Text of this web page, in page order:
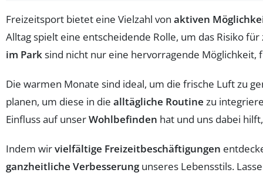
Freizeitsport bietet eine Vielzahl von aktiven
Alltag spielt eine entscheidende Rolle, um das Risiko
im Parksind nicht nur eine hervorragende
Die warmen Monate sind ideal, um die frische Luft zu
planen, um diese in die alltägliche Routine zu
Einfluss auf unserWohlbefinden hat und uns dabei
Indem wirvielfältige Freizeitbeschäftigungen
ganzheitliche Verbesserungunseres Lebensstils.